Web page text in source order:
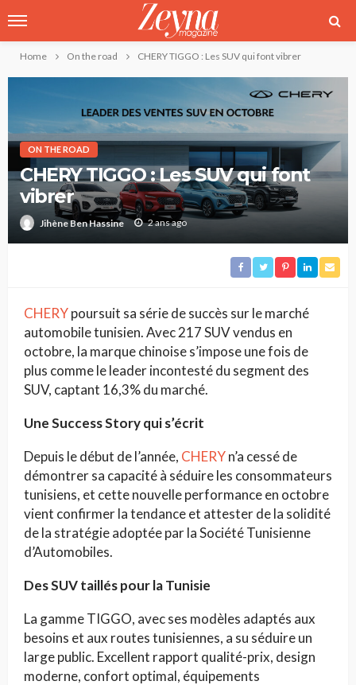
Home On the road CHERY TIGGO : Les SUV qui font vibrer
ON THE ROAD
CHERY TIGGO : Les SUV qui font
vibrer
Jihène Ben Hassine 2 ans ago
CHERYpoursuit sa série de succès sur le marché
automobile tunisien. Avec 217 SUV vendus en
octobre, la marque chinoise s’impose une fois de
plus comme le leader incontesté du segment des
SUV, captant 16,3% du marché.
Une Success Story qui s’écrit
Depuis le début de l’année, CHERYn’a cessé de
démontrer sa capacité à séduire les consommateurs
tunisiens, et cette nouvelle performance en octobre
vient confirmer la tendance et attester de la solidité
de la stratégie adoptée par la Société Tunisienne
d’Automobiles.
Des SUV taillés pour la Tunisie
La gamme TIGGO, avec ses modèles adaptés aux
besoins et aux routes tunisiennes, a su séduire un
large public. Excellent rapport qualité-prix, design
moderne, confort optimal, équipements